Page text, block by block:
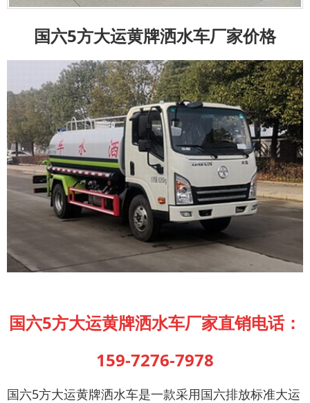
国六5方大运黄牌洒水车厂家价格
国六5方大运黄牌洒水车厂家直销电话：
159-7276-7978
国六5方大运黄牌洒水车是一款采用国六排放标准大运